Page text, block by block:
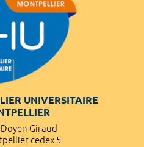
UNIVERSITAIRE
Giraud
cedex 5